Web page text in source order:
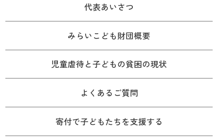
代表あいさつ
みらいこども財団概要
児童虐待と子どもの貧困の現状
よくあるご質問
寄付で子どもたちを支援する